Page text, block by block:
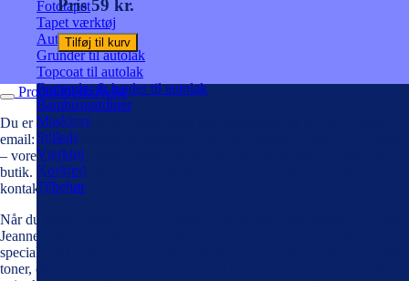
Fototapet
Tapet værktøj
Autolak på spray
Grunder til autolak
Topcoat til autolak
Fortynder & hæder til autolak
Bambusgardiner
Maskiner
Stillads
Værktøj
Koskind
Tilbehør
Pris 59 kr.
Tilføj til kurv
Produktbeskrivelse
Du er velkommen til at ringe med dine spørgsmål på tlf 4636 1666,
email: farvehusetroskilde@gmail.com eller besøge butikken i Roskilde
– vores faguddannede personale står klar ved både telefon, email og i
butik. Er der et produkt du ikke kan finde på webshoppen, håber vi du
kontakter os!
Når du køber Jeanne d’Arc Vintage paint kalkmaling, køber du dansk.
Jeanne d’Arc Vintage paint kalkmaling fås i et vælg af smukke,
specialudviklede farver. Du finder både neutrale grå, og dybe, smukke
toner, og charmerende pastelfarver. Det har gjort Jeanne d’Arc Vintage